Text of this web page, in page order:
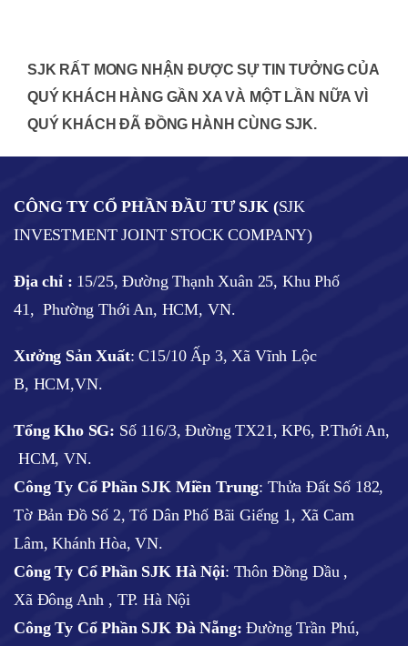
SJK RẤT MONG NHẬN ĐƯỢC SỰ TIN TƯỞNG CỦA
QUÝ KHÁCH HÀNG GẦN XA VÀ MỘT LẦN NỮA VÌ
QUÝ KHÁCH ĐÃ ĐỒNG HÀNH CÙNG SJK.
CÔNG TY CỔ PHẦN ĐẦU TƯ SJK (SJK
INVESTMENT JOINT STOCK COMPANY)
Địa chỉ : 15/25, Đường Thạnh Xuân 25, Khu Phố
41, Phường Thới An, HCM, VN.
Xưởng Sản Xuất: C15/10 Ấp 3, Xã Vĩnh Lộc
B, HCM,VN.
Tổng Kho SG: Số 116/3, Đường TX21, KP6, P.Thới An,
HCM, VN.
Công Ty Cổ Phần SJK Miền Trung: Thửa Đất Số 182,
Tờ Bản Đồ Số 2, Tổ Dân Phố Bãi Giếng 1, Xã Cam
Lâm, Khánh Hòa, VN.
Công Ty Cổ Phần SJK Hà Nội: Thôn Đồng Dầu ,
Xã Đông Anh , TP. Hà Nội
Công Ty Cổ Phần SJK Đà Nẵng: Đường Trần Phú,